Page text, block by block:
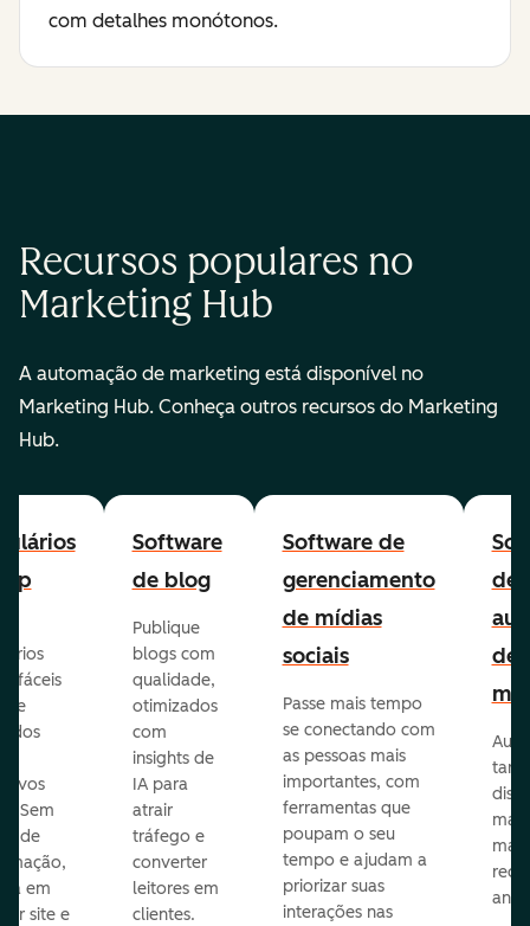
com detalhes monótonos.
Recursos populares no
Marketing Hub
A automação de marketing está disponível no
Marketing Hub. Conheça outros recursos do Marketing
Hub.
fáceis
e
Sem
de
em
site e
Software
de blog
Publique
blogs com
qualidade,
otimizados
com
insights de
IA para
atrair
tráfego e
converter
leitores em
clientes.
Software de
gerenciamento
de mídias
sociais
Passe mais tempo
se conectando com
as pessoas mais
importantes, com
ferramentas que
poupam o seu
tempo e ajudam a
priorizar suas
interações nas
de
de
mail